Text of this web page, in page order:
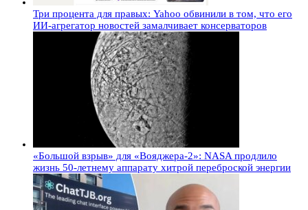
Три процента для правых: Yahoo обвинили в том, что его
ИИ-агрегатор новостей замалчивает консерваторов
«Большой взрыв» для «Вояджера-2»: NASA продлило
жизнь 50-летнему аппарату хитрой переброской энергии